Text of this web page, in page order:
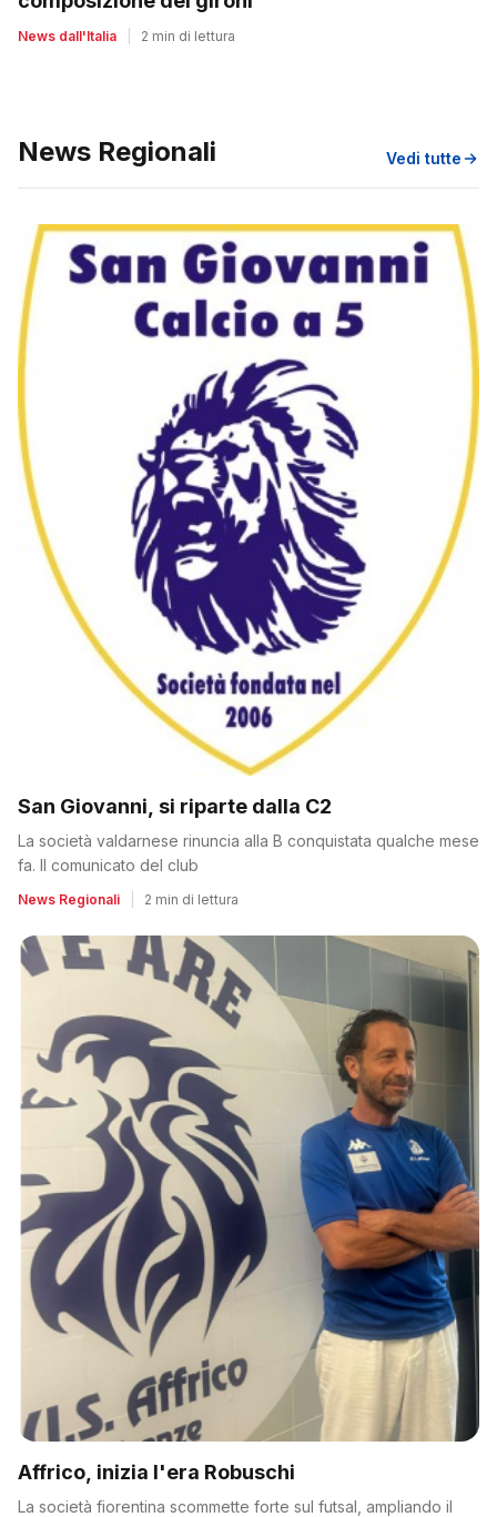
News dall'Italia 2 min di lettura
News Regionali Vedi tutte
San Giovanni, si riparte dalla C2
La società valdarnese rinuncia alla B conquistata qualche mese
fa. Il comunicato del club
News Regionali 2 min di lettura
Affrico, inizia l'era Robuschi
La società fiorentina scommette forte sul futsal, ampliando il